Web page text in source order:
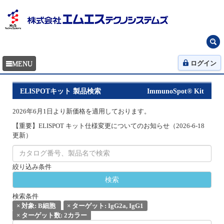
ログイン
ImmunoSpot® Kit
ELISPOTキット 製品検索
2026年6月1日より新価格を適用しております。
【重要】ELISPOT キット仕様変更についてのお知らせ（2026-6-18
更新）
絞り込み条件
検索条件
× 対象: B細胞 × ターゲット: IgG2a, IgG1
× ターゲット数: 2カラー